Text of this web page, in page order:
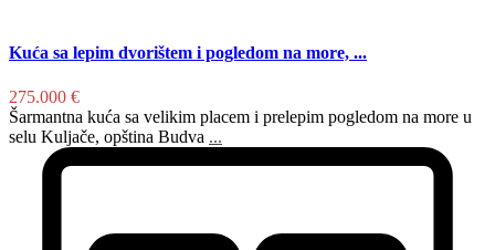
Kuća sa lepim dvorištem i pogledom na more, ...
275.000 €
Šarmantna kuća sa velikim placem i prelepim pogledom na more u
selu Kuljače, opština Budva ...